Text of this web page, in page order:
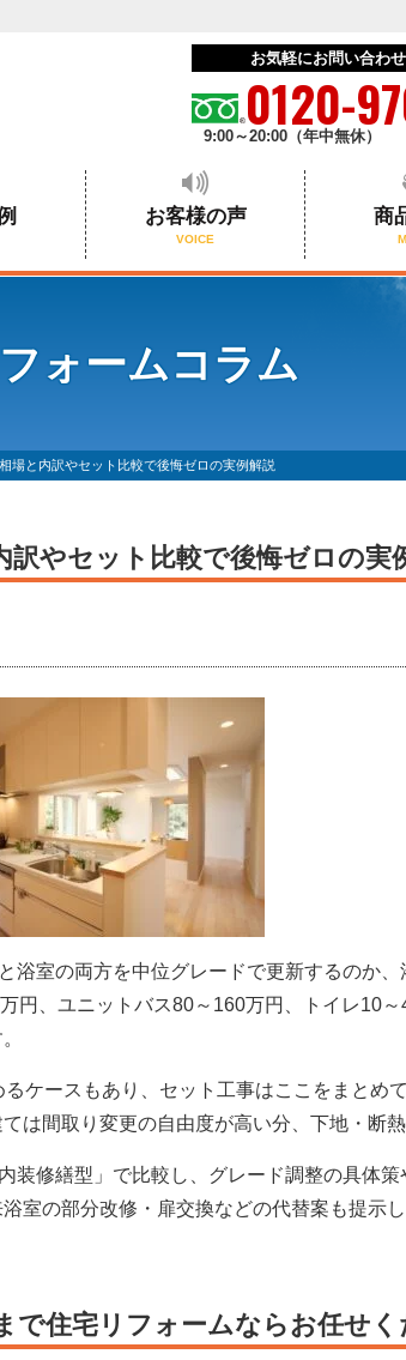
お気軽にお問い合わ
0120-
9:00～20:00（年中無休）
お客様の声
VOICE
商
ォームコラム
場と内訳やセット比較で後悔ゼロの実例解説
やセット比較で後悔ゼロの実
室の両方を中位グレードで更新するのか
円、ユニットバス80～160万円、トイレ10
ケースもあり、セット工事はここをまとめ
は間取り変更の自由度が高い分、下地・断
修繕型」で比較し、グレード調整の具体
室の部分改修・扉交換などの代替案も提示し
住宅リフォームならお任せく